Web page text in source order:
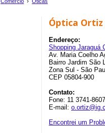
Óptica Ortiz
Endereço:
Shopping Jaraguá
Av. Maria Coelho
Bairro Jardim São
Zona Sul - São
CEP 05804-900
Contato:
Fone: 11 3741-8607
E-mail:
Encontrei um